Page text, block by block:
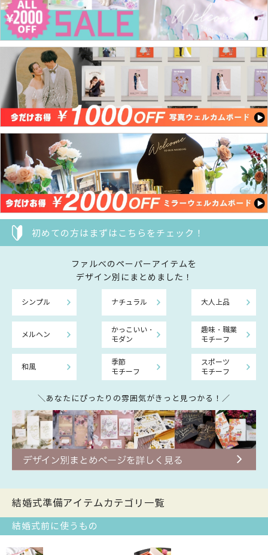
初めての方はまずはこちらをチェック！
ファルべのペーパーアイテムを
デザイン別にまとめました！
シンプル ナチュラル 大人上品
メルヘン
かっこいい・
モダン
趣味・職業
モチーフ
和風
季節
モチーフ
スポーツ
モチーフ
＼あなたにぴったりの雰囲気がきっと見つかる！／
結婚式準備アイテムカテゴリ一覧
結婚式前に使うもの